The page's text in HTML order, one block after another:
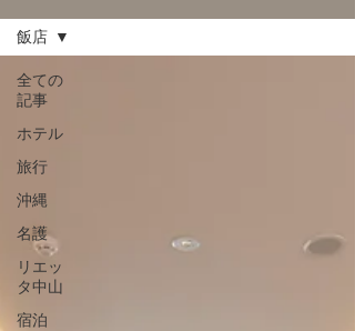
全ての
記事
ホテル
旅行
沖縄
名護
リエッ
タ中山
宿泊
飯店